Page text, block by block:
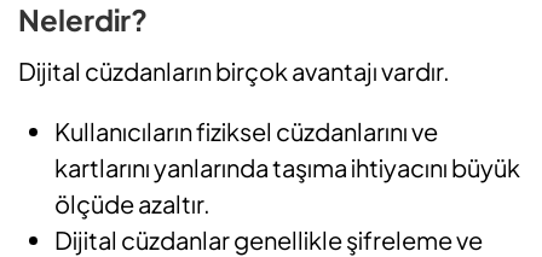
Nelerdir?
Dijital cüzdanların birçok avantajı vardır.
Kullanıcıların fiziksel cüzdanlarını ve
kartlarını yanlarında taşıma ihtiyacını büyük
ölçüde azaltır.
Dijital cüzdanlar genellikle şifreleme ve